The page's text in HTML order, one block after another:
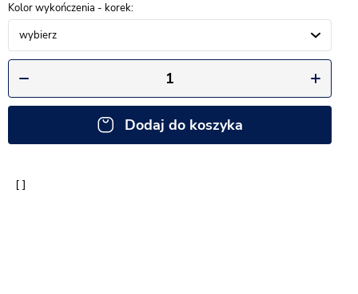
Kolor wykończenia - korek
wybierz
Dodaj do koszyka